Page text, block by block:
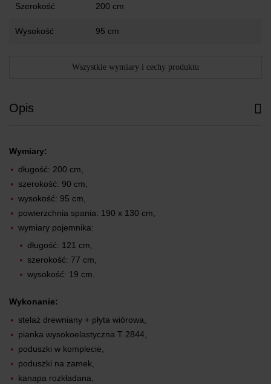
Szerokość 200 cm
Wysokość 95 cm
Wszystkie wymiary i cechy produktu
Opis
Wymiary:
długość: 200 cm,
szerokość: 90 cm,
wysokość: 95 cm,
powierzchnia spania: 190 x 130 cm,
wymiary pojemnika:
długość: 121 cm,
szerokość: 77 cm,
wysokość: 19 cm.
Wykonanie:
stelaż drewniany + płyta wiórowa,
pianka wysokoelastyczna T 2844,
poduszki w komplecie,
poduszki na zamek,
kanapa rozkładana,